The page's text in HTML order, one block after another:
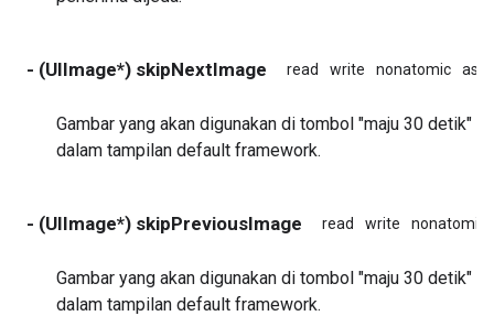
- (UIImage*) skipNextImage read write nonatomic
Gambar yang akan digunakan di tombol "maju 30 detik"
dalam tampilan default framework.
- (UIImage*) skipPreviousImage read write nonatomic
Gambar yang akan digunakan di tombol "maju 30 detik"
dalam tampilan default framework.